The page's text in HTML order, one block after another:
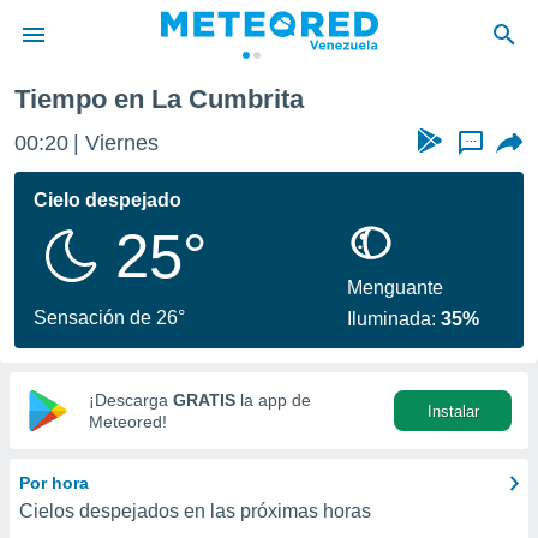
de
ha
calidad.
a este
las
y
digital
basada
Tiempo en La Cumbrita
00:20 Viernes ...
Cielo despejado
25°
Sensación de 26°
Menguante
Iluminada:35%
¡Descarga GRATIS la app de
Meteored!
Instalar
Por hora
Cielos despejados en las próximas horas